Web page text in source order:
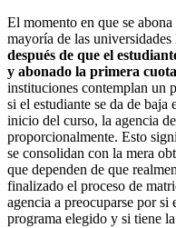
El momento en que se
mayoría de las
después de que el
y abonado la primera
instituciones contemplan un
si el estudiante se da de baja
inicio del curso, la agencia
proporcionalmente. Esto
se consolidan con la mera
que dependen de que
finalizado el proceso de
agencia a preocuparse por si
programa elegido y si tiene